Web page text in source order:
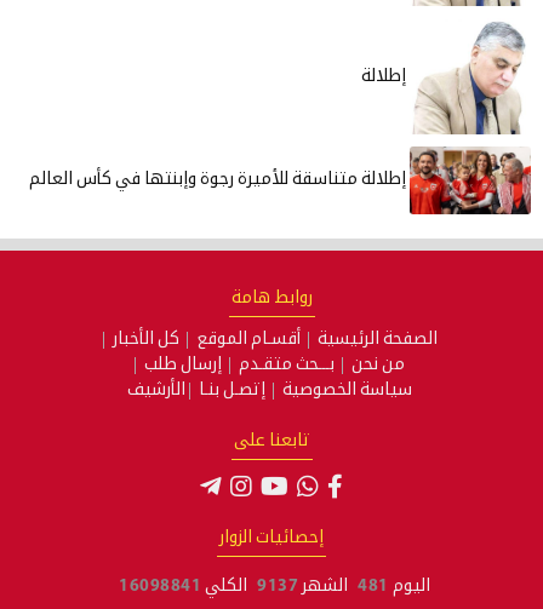
إطلالة
إطلالة متناسقة للأميرة رجوة وإبنتها في كأس العالم
روابط هامة
الصفحة الرئيسية أقسـام الموقع
كل الأخبار
من نحن
بـــحث متقـدم
إرسال طلب
سياسة الخصوصية
إتصـل بنـا الأرشيف
تابعنا على
إحصائيات الزوار
اليوم 481 الشهر 9137 الكلي 16098841